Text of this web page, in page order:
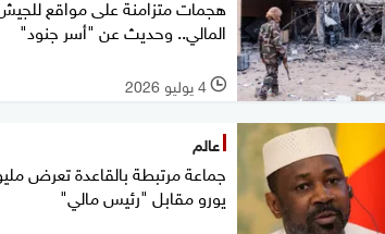
هجمات متزامنة على مواقع
المالي.. وحديث عن "أسر جنود"
l 4 يوليو 2026
عالم
جماعة مرتبطة بالقاعدة تعرض
يورو مقابل "رئيس مالي"